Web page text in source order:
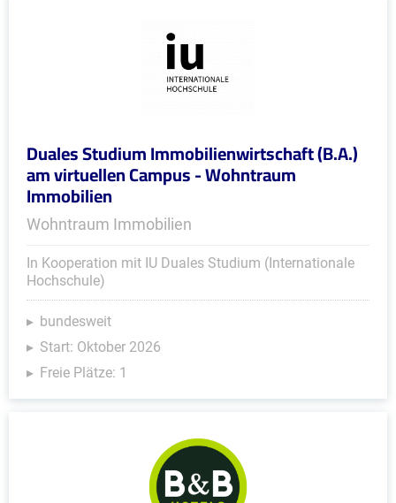
Duales Studium Immobilienwirtschaft (B.A.)
am virtuellen Campus - Wohntraum
Immobilien
Wohntraum Immobilien
In Kooperation mit IU Duales Studium (Internationale
Hochschule)
bundesweit
Start: Oktober 2026
Freie Plätze: 1